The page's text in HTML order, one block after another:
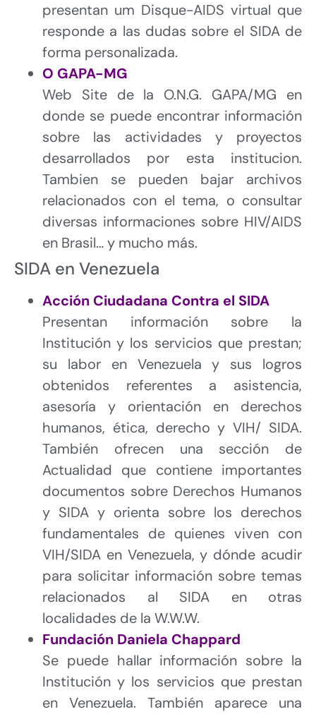
presentan um Disque-AIDS virtual que
responde a las dudas sobre el SIDA de
forma personalizada.
O GAPA-MG
Web Site de la O.N.G. GAPA/MG en
donde se puede encontrar información
sobre las actividades y proyectos
desarrollados por esta institucion.
Tambien se pueden bajar archivos
relacionados con el tema, o consultar
diversas informaciones sobre HIV/AIDS
en Brasil… y mucho más.
SIDA en Venezuela
Acción Ciudadana Contra el SIDA
Presentan información sobre la
Institución y los servicios que prestan;
su labor en Venezuela y sus logros
obtenidos referentes a asistencia,
asesoría y orientación en derechos
humanos, ética, derecho y VIH/ SIDA.
También ofrecen una sección de
Actualidad que contiene importantes
documentos sobre Derechos Humanos
y SIDA y orienta sobre los derechos
fundamentales de quienes viven con
VIH/SIDA en Venezuela, y dónde acudir
para solicitar información sobre temas
relacionados al SIDA en otras
localidades de la W.W.W.
Fundación Daniela Chappard
Se puede hallar información sobre la
Institución y los servicios que prestan
en Venezuela. También aparece una